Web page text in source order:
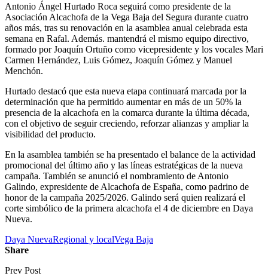
Antonio Ángel Hurtado Roca seguirá como presidente de la
Asociación Alcachofa de la Vega Baja del Segura durante cuatro
años más, tras su renovación en la asamblea anual celebrada esta
semana en Rafal. Además. mantendrá el mismo equipo directivo,
formado por Joaquín Ortuño como vicepresidente y los vocales Mari
Carmen Hernández, Luis Gómez, Joaquín Gómez y Manuel
Menchón.
Hurtado destacó que esta nueva etapa continuará marcada por la
determinación que ha permitido aumentar en más de un 50% la
presencia de la alcachofa en la comarca durante la última década,
con el objetivo de seguir creciendo, reforzar alianzas y ampliar la
visibilidad del producto.
En la asamblea también se ha presentado el balance de la actividad
promocional del último año y las líneas estratégicas de la nueva
campaña. También se anunció el nombramiento de Antonio
Galindo, expresidente de Alcachofa de España, como padrino de
honor de la campaña 2025/2026. Galindo será quien realizará el
corte simbólico de la primera alcachofa el 4 de diciembre en Daya
Nueva.
Daya NuevaRegional y localVega Baja
Share
Prev Post